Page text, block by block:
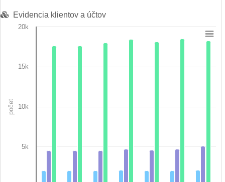
Evidencia klientov a účtov
View as data table, Chart
počet
5k
10k
15k
20k